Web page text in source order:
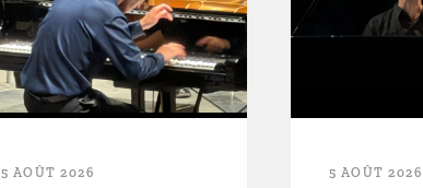
5 AOÛT 2026 5 AOÛT 2026